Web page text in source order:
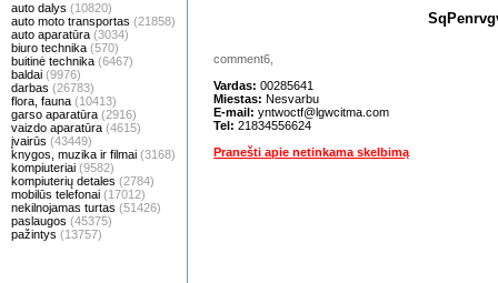
auto dalys (10820)
auto moto transportas (21858)
auto aparatūra (3034)
biuro technika (570)
buitinė technika (6467)
baldai (9976)
darbas (26783)
flora, fauna (10413)
garso aparatūra (2916)
vaizdo aparatūra (4615)
įvairūs (43449)
knygos, muzika ir filmai (3168)
kompiuteriai (9582)
kompiuterių detales (2784)
mobilūs telefonai (17012)
nekilnojamas turtas (51426)
paslaugos (45375)
pažintys (13757)
comment6,
Vardas: 00285641
Miestas: Nesvarbu
E-mail: yntwoctf@lgwcitma.com
Tel: 21834556624
Pranešti apie netinkama skelbimą